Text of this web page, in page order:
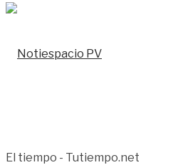
El tiempo - Tutiempo.net